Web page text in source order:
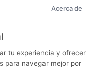
Acerca de
tu experiencia y
para navegar mejor por